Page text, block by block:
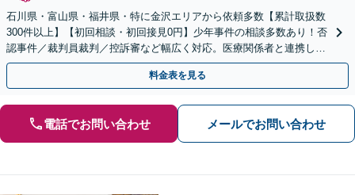
石川県・富山県・福井県・特に金沢エリアから依頼多数【累計取扱数
300件以上】【初回相談・初回接見0円】少年事件の相談多数あり！否
認事件／裁判員裁判／控訴審など幅広く対応。医療関係者と連携しス
ムーズな解決へ「自首・出頭の同行」もご相談ください
料金表を見る
電話でお問い合わせ メールでお問い合わせ